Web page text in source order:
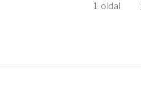
1. oldal